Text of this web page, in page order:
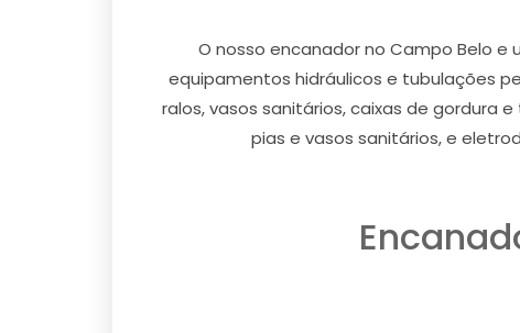
O nosso encanador no Campo Belo
equipamentos hidráulicos e tubulações
ralos, vasos sanitários, caixas de gordura
pias e vasos sanitários, e